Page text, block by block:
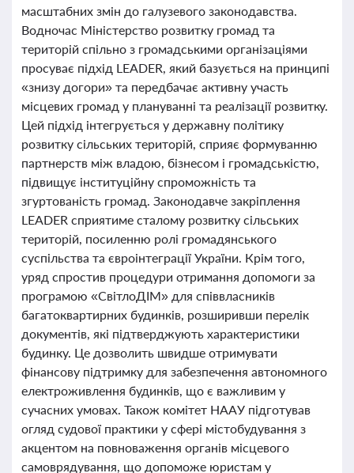
масштабних змін до галузевого законодавства.
Водночас Міністерство розвитку громад та
територій спільно з громадськими організаціями
просуває підхід LEADER, який базується на принципі
«знизу догори» та передбачає активну участь
місцевих громад у плануванні та реалізації розвитку.
Цей підхід інтегрується у державну політику
розвитку сільських територій, сприяє формуванню
партнерств між владою, бізнесом і громадськістю,
підвищує інституційну спроможність та
згуртованість громад. Законодавче закріплення
LEADER сприятиме сталому розвитку сільських
територій, посиленню ролі громадянського
суспільства та євроінтеграції України. Крім того,
уряд спростив процедури отримання допомоги за
програмою «СвітлоДІМ» для співвласників
багатоквартирних будинків, розширивши перелік
документів, які підтверджують характеристики
будинку. Це дозволить швидше отримувати
фінансову підтримку для забезпечення автономного
електроживлення будинків, що є важливим у
сучасних умовах. Також комітет НААУ підготував
огляд судової практики у сфері містобудування з
акцентом на повноваження органів місцевого
самоврядування, що допоможе юристам у